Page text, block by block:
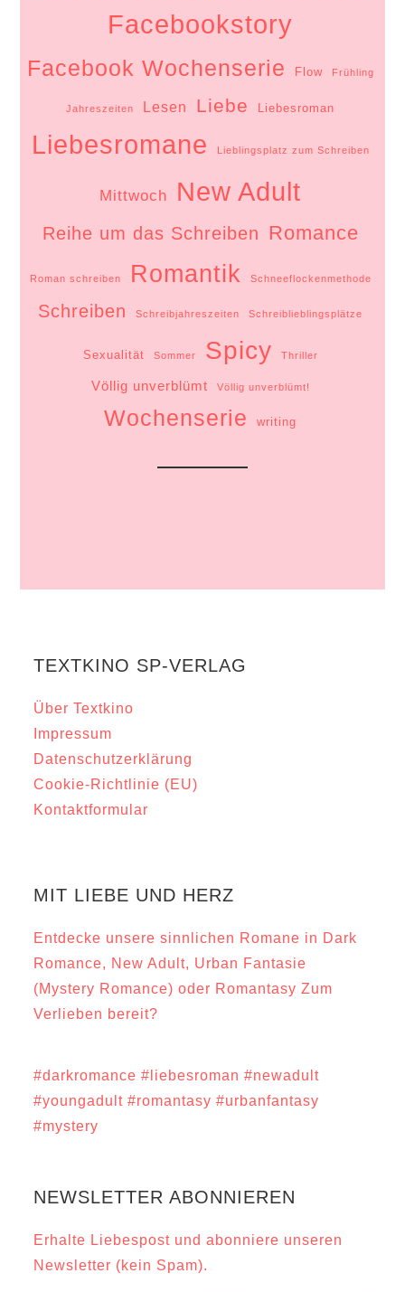
Facebookstory
Facebook Wochenserie Flow Frühling
Jahreszeiten Lesen Liebe Liebesroman
Liebesromane Lieblingsplatz zum Schreiben
Mittwoch New Adult
Reihe um das Schreiben Romance
Roman schreiben Romantik Schneeflockenmethode
Schreiben Schreibjahreszeiten Schreiblieblingsplätze
Sexualität Sommer Spicy Thriller
Völlig unverblümt Völlig unverblümt!
Wochenserie writing
TEXTKINO SP-VERLAG
Über Textkino
Impressum
Datenschutzerklärung
Cookie-Richtlinie (EU)
Kontaktformular
MIT LIEBE UND HERZ
Entdecke unsere sinnlichen Romane in Dark
Romance, New Adult, Urban Fantasie
(Mystery Romance) oder Romantasy Zum
Verlieben bereit?
#darkromance #liebesroman #newadult
#youngadult #romantasy#urbanfantasy
#mystery
NEWSLETTER ABONNIEREN
Erhalte Liebespost und abonniere unseren
Newsletter (kein Spam).